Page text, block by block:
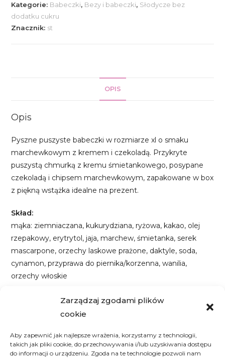
Zarządzaj zgodami plików
cookie
Aby zapewnić jak najlepsze wrażenia, korzystamy z technologii,
takich jak pliki cookie, do przechowywania i/lub uzyskiwania dostępu
do informacji o urządzeniu. Zgoda na te technologie pozwoli nam
Kategorie: Babeczki, Bezy i babeczki, Słodycze bez
dodatku cukru
Znacznik: st
OPIS
Opis
Pyszne puszyste babeczki w rozmiarze xl o smaku
marchewkowym z kremem i czekoladą. Przykryte
puszystą chmurką z kremu śmietankowego, posypane
czekoladą i chipsem marchewkowym, zapakowane w box
z piękną wstążka idealne na prezent.
Skład:
mąka: ziemniaczana, kukurydziana, ryżowa, kakao, olej
rzepakowy, erytrytol, jaja, marchew, śmietanka, serek
mascarpone, orzechy laskowe prażone, daktyle, soda,
cynamon, przyprawa do piernika/korzenna, wanilia,
orzechy włoskie
Wartości odżywcze:
Babeczka – 1 szt – 675,4 kcal; 12g białka; 52,7 tłuszcze;41,6
Informacja o alergenach – Produkt może zawierać